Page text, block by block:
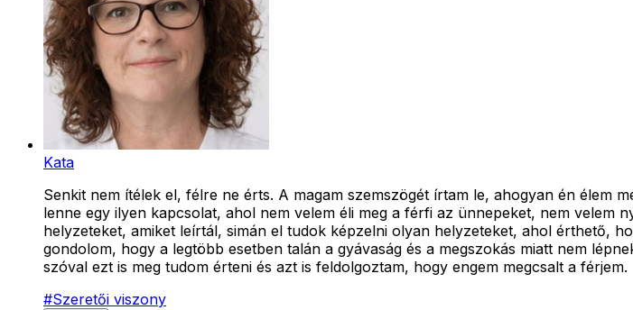
Kata
Senkit nem ítélek el, félre ne érts. A magam szemszögét írtam le, ahogyan én élem
lenne egy ilyen kapcsolat, ahol nem velem éli meg a férfi az ünnepeket, nem
helyzeteket, amiket leírtál, simán el tudok képzelni olyan helyzeteket, ahol érthető,
gondolom, hogy a legtöbb esetben talán a gyávaság és a megszokás miatt nem
szóval ezt is meg tudom érteni és azt is feldolgoztam, hogy engem megcsalt a férjem.
#Szeretői viszony